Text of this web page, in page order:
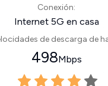
Conexión:
Internet 5G en casa
de descarga de
498Mbps